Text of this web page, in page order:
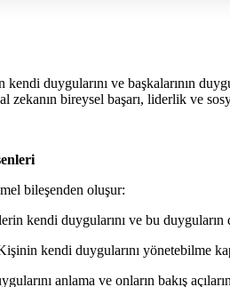
duygularını ve başkalarının
zekanın bireysel başarı, liderlik ve
bileşenden oluşur:
kendi duygularını ve bu duyguların
kendi duygularını yönetebilme
anlama ve onların bakış